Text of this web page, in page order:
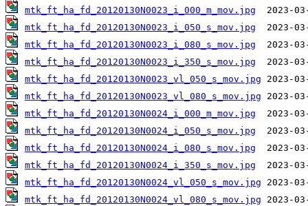
mtk_ft_ha_fd_20120130N0023_i_000_m_mov.jpg
mtk_ft_ha_fd_20120130N0023_i_050_s_mov.jpg
mtk_ft_ha_fd_20120130N0023_i_080_s_mov.jpg
mtk_ft_ha_fd_20120130N0023_i_350_s_mov.jpg
mtk_ft_ha_fd_20120130N0023_vl_050_s_mov.jpg
mtk_ft_ha_fd_20120130N0023_vl_080_s_mov.jpg
mtk_ft_ha_fd_20120130N0024_i_000_m_mov.jpg
mtk_ft_ha_fd_20120130N0024_i_050_s_mov.jpg
mtk_ft_ha_fd_20120130N0024_i_080_s_mov.jpg
mtk_ft_ha_fd_20120130N0024_i_350_s_mov.jpg
mtk_ft_ha_fd_20120130N0024_vl_050_s_mov.jpg
mtk_ft_ha_fd_20120130N0024_vl_080_s_mov.jpg